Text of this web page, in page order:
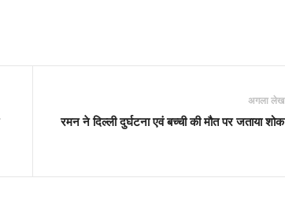
अगला लेख
रमन ने दिल्ली दुर्घटना एवं बच्ची की मौत पर जताया शोक